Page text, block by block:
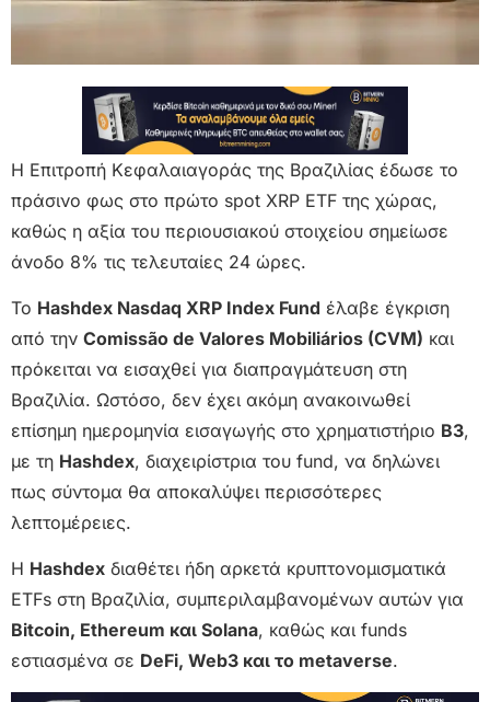
Η Επιτροπή Κεφαλαιαγοράς της Βραζιλίας έδωσε το
πράσινο φως στο πρώτο spot XRP ETF της χώρας,
καθώς η αξία του περιουσιακού στοιχείου σημείωσε
άνοδο 8% τις τελευταίες 24 ώρες.
Το Hashdex Nasdaq XRP Index Fund έλαβε έγκριση
από την Comissão de Valores Mobiliários (CVM) και
πρόκειται να εισαχθεί για διαπραγμάτευση στη
Βραζιλία. Ωστόσο, δεν έχει ακόμη ανακοινωθεί
επίσημη ημερομηνία εισαγωγής στο χρηματιστήριο B3,
με τη Hashdex, διαχειρίστρια του fund, να δηλώνει
πως σύντομα θα αποκαλύψει περισσότερες
λεπτομέρειες.
Η Hashdex διαθέτει ήδη αρκετά κρυπτονομισματικά
ETFs στη Βραζιλία, συμπεριλαμβανομένων αυτών για
Bitcoin, Ethereum και Solana, καθώς και funds
εστιασμένα σε DeFi, Web3 και το metaverse.